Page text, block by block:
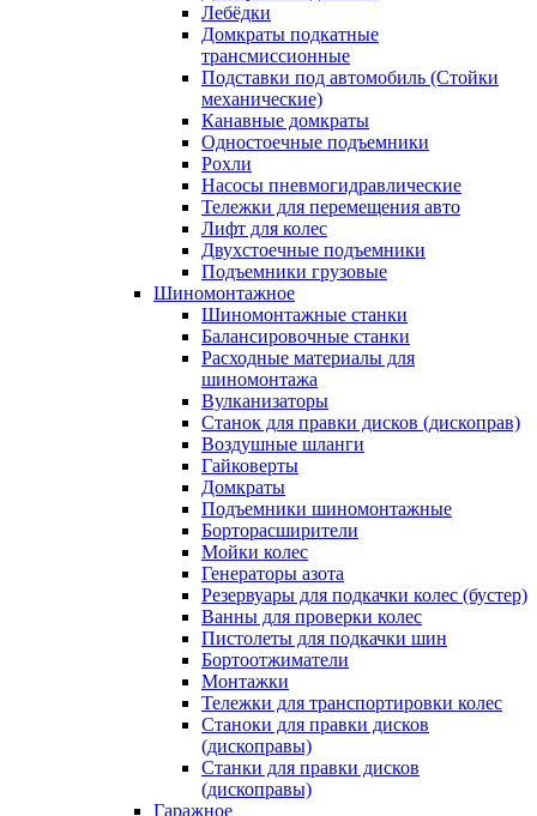
Лебёдки
Домкраты подкатные
трансмиссионные
Подставки под автомобиль (Стойки
механические)
Канавные домкраты
Одностоечные подъемники
Рохли
Насосы пневмогидравлические
Тележки для перемещения авто
Лифт для колес
Двухстоечные подъемники
Подъемники грузовые
Шиномонтажное
Шиномонтажные станки
Балансировочные станки
Расходные материалы для
шиномонтажа
Вулканизаторы
Станок для правки дисков (дископрав)
Воздушные шланги
Гайковерты
Домкраты
Подъемники шиномонтажные
Борторасширители
Мойки колес
Генераторы азота
Резервуары для подкачки колес (бустер)
Ванны для проверки колес
Пистолеты для подкачки шин
Бортоотжиматели
Монтажки
Тележки для транспортировки колес
Станоки для правки дисков
(дископравы)
Станки для правки дисков
(дископравы)
Гаражное